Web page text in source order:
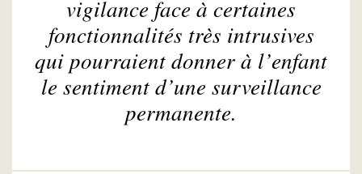
vigilance face à certaines
fonctionnalités très intrusives
qui pourraient donner à l’enfant
le sentiment d’une surveillance
permanente.